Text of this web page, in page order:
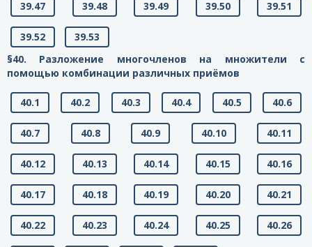
39.47 39.48 39.49 39.50 39.51
39.52
39.53
§40. Разложение многочленов на множители с
помощью комбинации различных приёмов
40.1 40.2 40.3 40.4 40.5 40.6
40.7 40.8 40.9 40.10 40.11
40.12 40.13 40.14 40.15 40.16
40.17 40.18 40.19 40.20 40.21
40.22 40.23 40.24 40.25 40.26